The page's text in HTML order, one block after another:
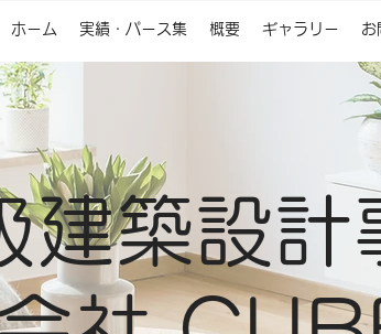
ホーム 実績・パース集 概要 ギャラリー お
建築設計